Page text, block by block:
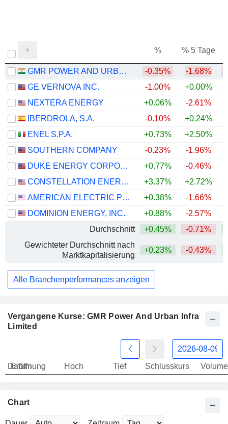
% % 5 Tage
GMR POWER AND URBAN INFRA LIMITED -0.35% -1.68%
GE VERNOVA INC.
-1.00% +0.00%
NEXTERA ENERGY
+0.06% -2.61%
IBERDROLA, S.A.
-0.10% +0.24%
ENEL S.P.A.
+0.73% +2.50%
SOUTHERN COMPANY
-0.23% -1.96%
DUKE ENERGY CORPORATION
+0.77% -0.46%
CONSTELLATION ENERGY CORPORATION
+3.37% +2.72%
AMERICAN ELECTRIC POWER COMPANY, INC.
+0.38% -1.66%
DOMINION ENERGY, INC.
+0.88% -2.57%
Durchschnitt
+0.45% -0.71%
Gewichteter Durchschnitt nach
Marktkapitalisierung
+0.23% -0.43%
Alle Branchenperformances anzeigen
Vergangene Kurse: GMR Power And Urban Infra
Limited
Datum
Eröffnung Hoch Tief Schlusskurs
Chart